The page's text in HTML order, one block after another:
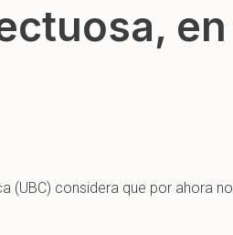
(UBC) considera que por ahora